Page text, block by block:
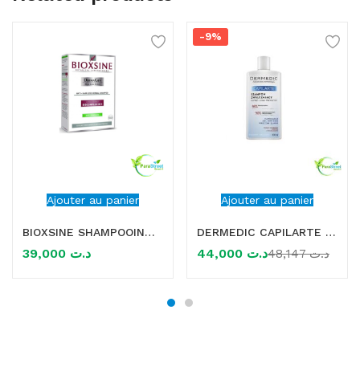
Ajouter au panier
BIOXSINE SHAMPOOING ANTI-PELLICULAIRE 300M
د.ت
Ajouter au panier
-9%
DERMEDIC CAPILARTE SHAMPOOING ANTI PELLICULAIRE 300 ML
د.ت د.ت48,147